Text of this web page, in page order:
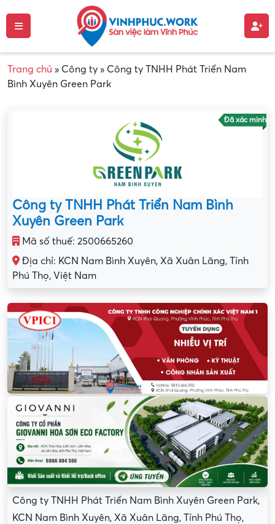
Trang chủ » Công ty » Công ty TNHH Phát Triển Nam
Bình Xuyên Green Park
Đã xác minh
Công ty TNHH Phát Triển Nam Bình
Xuyên Green Park
Mã số thuế: 2500665260
Địa chỉ: KCN Nam Bình Xuyên, Xã Xuân Lãng, Tỉnh
Phú Thọ, Việt Nam
Công ty TNHH Phát Triển Nam Bình Xuyên Green Park,
KCN Nam Bình Xuyên, Xã Xuân Lãng, Tỉnh Phú Thọ,